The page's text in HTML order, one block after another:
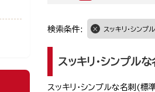
検索条件: スッキリ・シンプル
スッキリ・シンプル
スッキリ・シンプルな名刺(標